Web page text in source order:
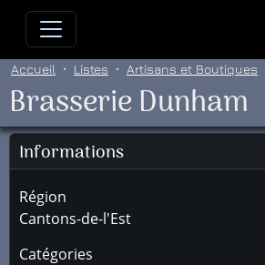
Allez directement au contenu
Accueil Listes Artisans et Boutiques
Brasserie Dunham
Informations
Région
Cantons-de-l'Est
Catégories